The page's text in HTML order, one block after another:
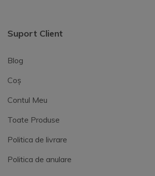
Suport Client
Blog
Coș
Contul Meu
Toate Produse
Politica de livrare
Politica de anulare